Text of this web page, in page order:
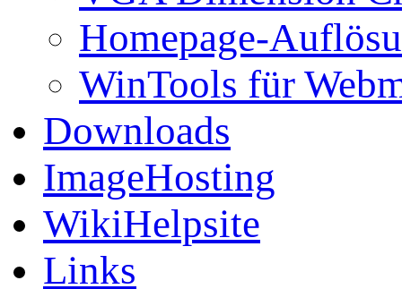
Homepage-
WinTools für
Downloads
ImageHosting
WikiHelpsite
Links